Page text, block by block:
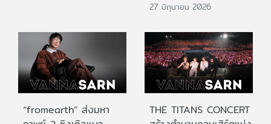
27 มิถุนายน 2026
“fromearth” ส่งมหา
THE TITANS CONCERT